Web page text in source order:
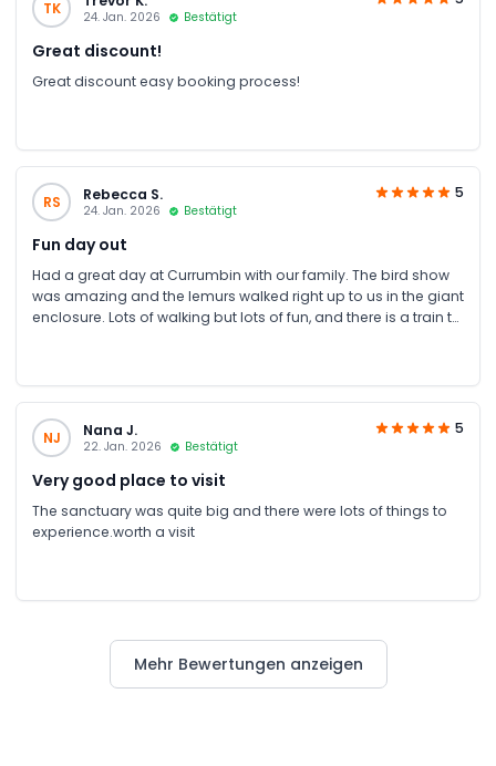
TK 24. Jan. 2026 Bestätigt
Great discount!
Great discount easy booking process!
RS Rebecca S.
24. Jan. 2026 Bestätigt
5
Fun day out
Had a great day at Currumbin with our family. The bird show
was amazing and the lemurs walked right up to us in the giant
enclosure. Lots of walking but lots of fun, and there is a train to
NJ Nana J.
22. Jan. 2026 Bestätigt
5
Very good place to visit
The sanctuary was quite big and there were lots of things to
experience.worth a visit
Mehr Bewertungen anzeigen